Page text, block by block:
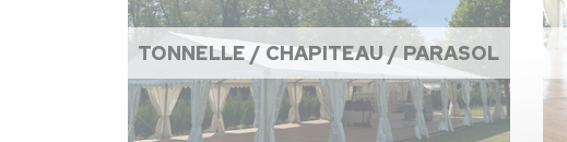
TONNELLE / CHAPITEAU / PARASOL